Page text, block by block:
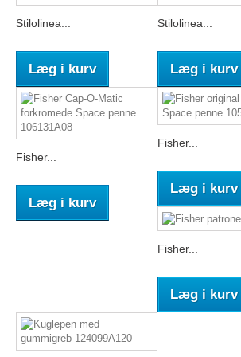
Stilolinea...
Læg i kurv
Stilolinea...
Læg i kurv
Fisher...
Læg i kurv
Fisher...
Læg i kurv
Fisher...
Læg i kurv